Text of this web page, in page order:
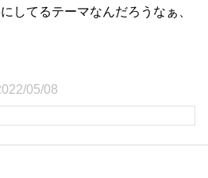
してるテーマなんだろうなぁ、
05/08